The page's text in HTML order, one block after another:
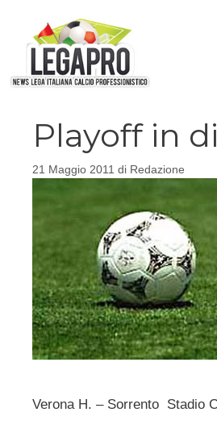
contenuto
Playoff in
21 Maggio 2011 di Redazione
Verona H. – Sorrento Stadio